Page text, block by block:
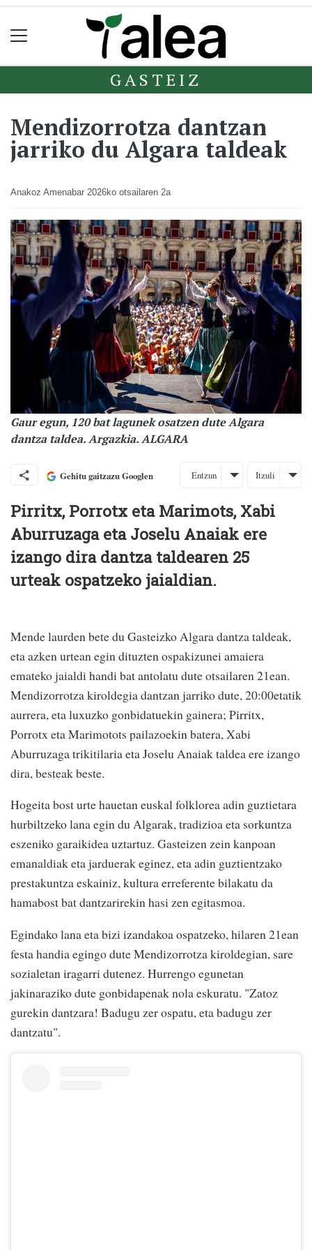
GASTEIZ
Mendizorrotza dantzan
jarriko du Algara taldeak
Anakoz Amenabar 2026ko otsailaren 2a
Gaur egun, 120 bat lagunek osatzen dute Algara
dantza taldea. Argazkia. ALGARA
Gehitu gaitzazu Googlen Entzun Itzuli
Pirritx, Porrotx eta Marimots, Xabi
Aburruzaga eta Joselu Anaiak ere
izango dira dantza taldearen 25
urteak ospatzeko jaialdian.
Mende laurden bete du Gasteizko Algara dantza taldeak,
eta azken urtean egin dituzten ospakizunei amaiera
emateko jaialdi handi bat antolatu dute otsailaren 21ean.
Mendizorrotza kiroldegia dantzan jarriko dute, 20:00etatik
aurrera, eta luxuzko gonbidatuekin gainera; Pirritx,
Porrotx eta Marimotots pailazoekin batera, Xabi
Aburruzaga trikitilaria eta Joselu Anaiak taldea ere izango
dira, besteak beste.
Hogeita bost urte hauetan euskal folklorea adin guztietara
hurbiltzeko lana egin du Algarak, tradizioa eta sorkuntza
eszeniko garaikidea uztartuz. Gasteizen zein kanpoan
emanaldiak eta jarduerak eginez, eta adin guztientzako
prestakuntza eskainiz, kultura erreferente bilakatu da
hamabost bat dantzarirekin hasi zen egitasmoa.
Egindako lana eta bizi izandakoa ospatzeko, hilaren 21ean
festa handia egingo dute Mendizorrotza kiroldegian, sare
sozialetan iragarri dutenez. Hurrengo egunetan
jakinaraziko dute gonbidapenak nola eskuratu. "Zatoz
gurekin dantzara! Badugu zer ospatu, eta badugu zer
dantzatu".